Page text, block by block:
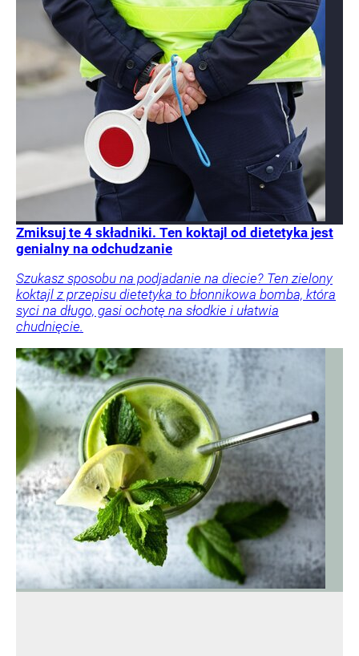
Zmiksuj te 4 składniki. Ten koktajl od dietetyka jest
genialny na odchudzanie
Szukasz sposobu na podjadanie na diecie? Ten zielony
koktajl z przepisu dietetyka to błonnikowa bomba, która
syci na długo, gasi ochotę na słodkie i ułatwia
chudnięcie.